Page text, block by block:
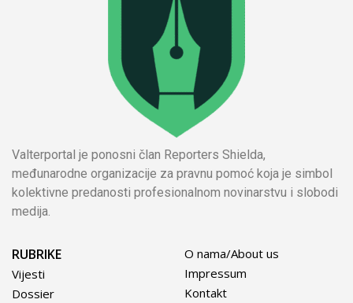
Valterportal je ponosni član Reporters Shielda,
međunarodne organizacije za pravnu pomoć koja je simbol
kolektivne predanosti profesionalnom novinarstvu i slobodi
medija.
RUBRIKE
Vijesti
Dossier
O nama/About us
Impressum
Kontakt